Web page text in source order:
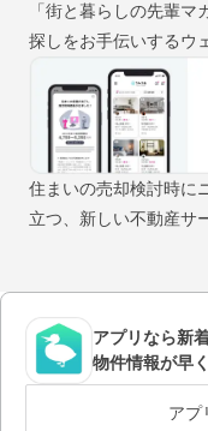
「街と暮らしの先輩
探しをお手伝いするウ
住まいの売却検討時に
立つ、新しい不動産サ
アプリなら新
物件情報が早
アプ